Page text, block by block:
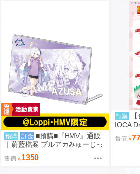
預購 訂金 ■預購■『HMV』通販
｜蔚藍檔案 ブルアカみゅーじっ
く♪3D LIVE『三一綜合學園補課
部』壓克力板。[0912]
售價 1350
預購
IOCA
篷可換
售價